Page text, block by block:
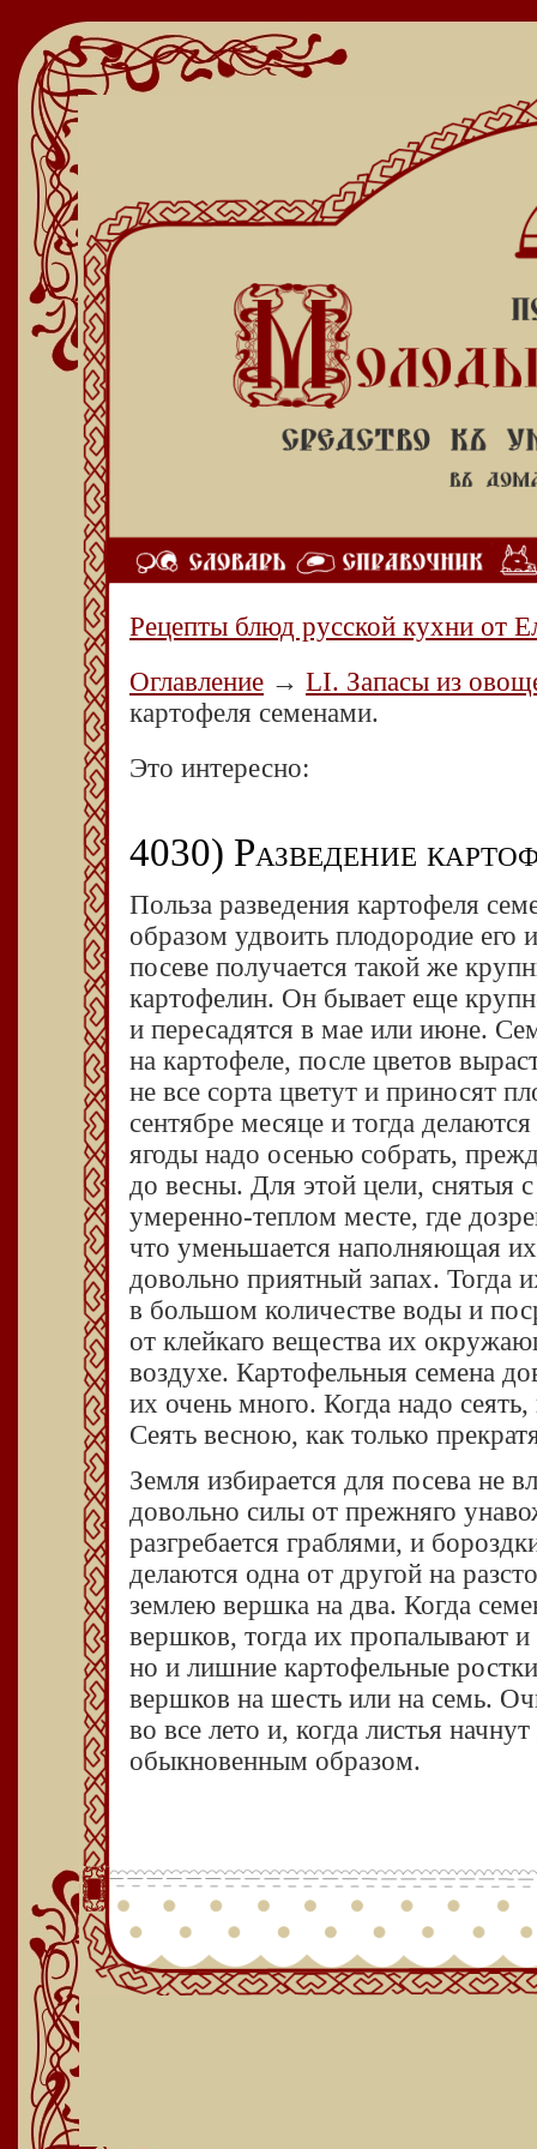
Рецепты блюд русской кухни от
Оглавление → LI. Запасы из
картофеля семенами.
Это интересно:
4030) Разведение
Польза разведения картофеля
образом удвоить плодородие
посеве получается такой же
картофелин. Он бывает еще
и пересадятся в мае или июне.
на картофеле, после цветов
не все сорта цветут и приносят
сентябре месяце и тогда
ягоды надо осенью собрать,
до весны. Для этой цели, снятыя
умеренно-теплом месте, где
что уменьшается наполняющая
довольно приятный запах. Тогда
в большом количестве воды и
от клейкаго вещества их
воздухе. Картофельныя семена
их очень много. Когда надо
Сеять весною, как только
Земля избирается для посева не
довольно силы от прежняго
разгребается граблями, и
делаются одна от другой на
землею вершка на два. Когда
вершков, тогда их пропалывают
но и лишние картофельные
вершков на шесть или на семь.
во все лето и, когда листья
обыкновенным образом.